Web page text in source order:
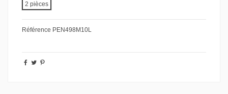
2 pièces
Référence PEN498M10L